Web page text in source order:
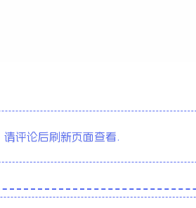
评论后刷新页面查看.